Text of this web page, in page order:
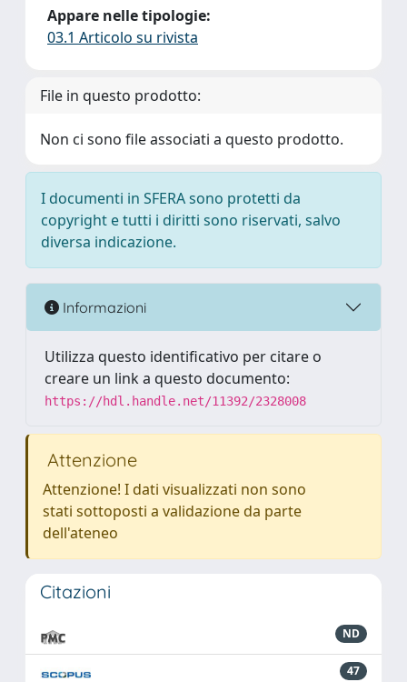
Appare nelle tipologie:
03.1 Articolo su rivista
File in questo prodotto:
Non ci sono file associati a questo prodotto.
I documenti in SFERA sono protetti da
copyright e tutti i diritti sono riservati, salvo
diversa indicazione.
Informazioni
Utilizza questo identificativo per citare o
creare un link a questo documento:
https://hdl.handle.net/11392/2328008
Attenzione
Attenzione! I dati visualizzati non sono
stati sottoposti a validazione da parte
dell'ateneo
Citazioni
ND
47